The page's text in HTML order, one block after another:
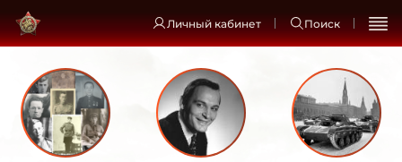
Личный кабинет Поиск